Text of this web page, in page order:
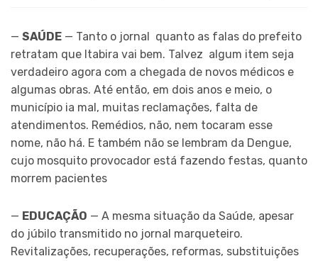
— SAÚDE — Tanto o jornal quanto as falas do prefeito
retratam que Itabira vai bem. Talvez algum item seja
verdadeiro agora com a chegada de novos médicos e
algumas obras. Até então, em dois anos e meio, o
município ia mal, muitas reclamações, falta de
atendimentos. Remédios, não, nem tocaram esse
nome, não há. E também não se lembram da Dengue,
cujo mosquito provocador está fazendo festas, quanto
morrem pacientes
— EDUCAÇÃO — A mesma situação da Saúde, apesar
do júbilo transmitido no jornal marqueteiro.
Revitalizações, recuperações, reformas, substituições